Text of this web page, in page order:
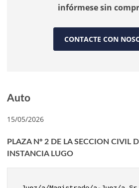
infórmese sin
CONTACTE CON
Auto
15/05/2026
PLAZA Nº 2 DE LA SECCION CIVIL
INSTANCIA LUGO